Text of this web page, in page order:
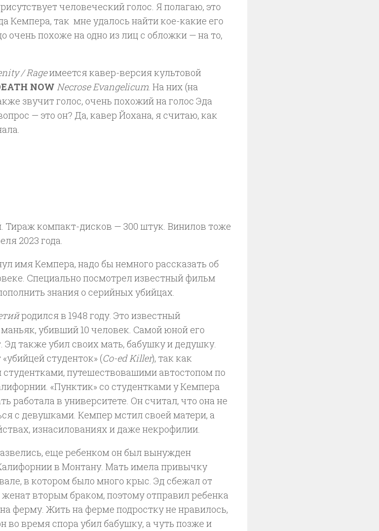
человеческий голос. Я полагаю, это
Кемпера, так мне удалось найти кое-какие его
очень похоже на одно из лиц с обложки — на то,
/ Rageимеется кавер-версия культовой
NOW Necrose Evangelicum. На них (на
звучит голос, очень похожий на голос Эда
— это он? Да, кавер Йохана, я считаю, как
Тираж компакт-дисков — 300 штук. Винилов тоже
2023 года.
имя Кемпера, надо бы немного рассказать об
Специально посмотрел известный фильм
знания о серийных убийцах.
родился в 1948 году. Это известный
убивший 10 человек. Самой юной его
Эд также убил своих мать, бабушку и дедушку.
студенток» (Co-ed Killer), так как
путешествовашими автостопом по
«Пунктик» со студентками у Кемпера
работала в университете. Он считал, что она не
с девушками. Кемпер мстил своей матери, а
изнасилованиях и даже некрофилии.
еще ребенком он был вынужден
в Монтану. Мать имела привычку
в котором было много крыс. Эд сбежал от
женат вторым браком, поэтому отправил ребенка
ферму. Жить на ферме подростку не нравилось,
во время спора убил бабушку, а чуть позже и